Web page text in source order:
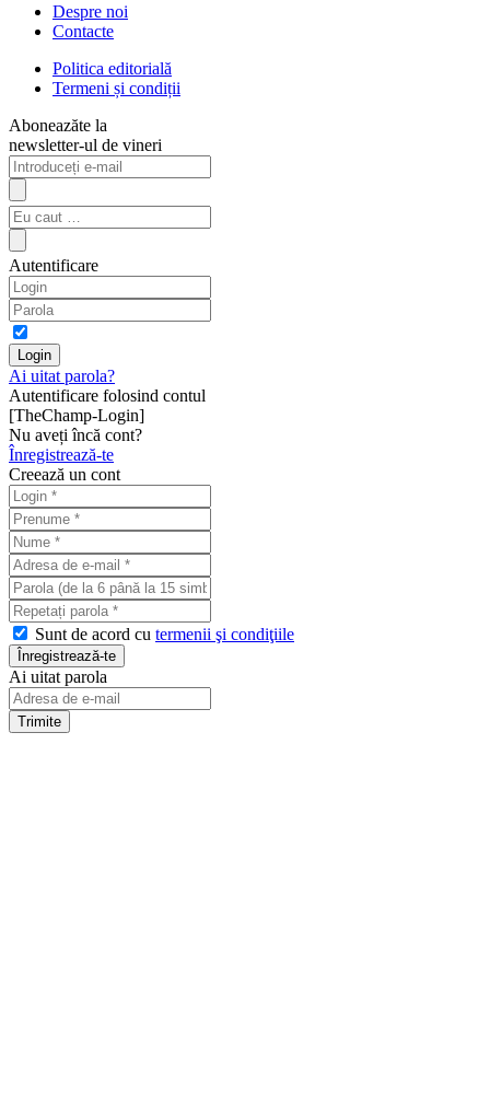
Despre noi
Contacte
Politica editorială
Termeni și condiții
Aboneazăte la
newsletter-ul de vineri
Autentificare
Ai uitat parola?
Autentificare folosind contul
[TheChamp-Login]
Nu aveți încă cont?
Înregistrează-te
Creează un cont
Sunt de acord cu termenii şi condiţiile
Ai uitat parola